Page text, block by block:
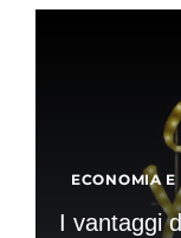
ECONOMIA
I vantaggi